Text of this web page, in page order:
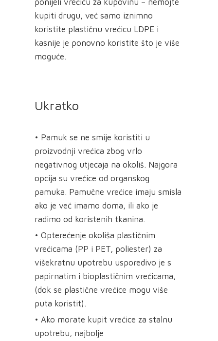
kupiti drugu, već samo iznimno
koristite plastičnu vrećicu LDPE i
kasnije je ponovno koristite što je više
moguće.
Ukratko
• Pamuk se ne smije koristiti u
proizvodnji vrećica zbog vrlo
negativnog utjecaja na okoliš. Najgora
opcija su vrećice od organskog
pamuka. Pamučne vrećice imaju smisla
ako je već imamo doma, ili ako je
radimo od koristenih tkanina.
• Opterećenje okoliša plastičnim
vrećicama (PP i PET, poliester) za
višekratnu upotrebu usporedivo je s
papirnatim i bioplastičnim vrećicama,
(dok se plastične vrećice mogu više
puta koristit).
• Ako morate kupit vrećice za stalnu
upotrebu, najbolje